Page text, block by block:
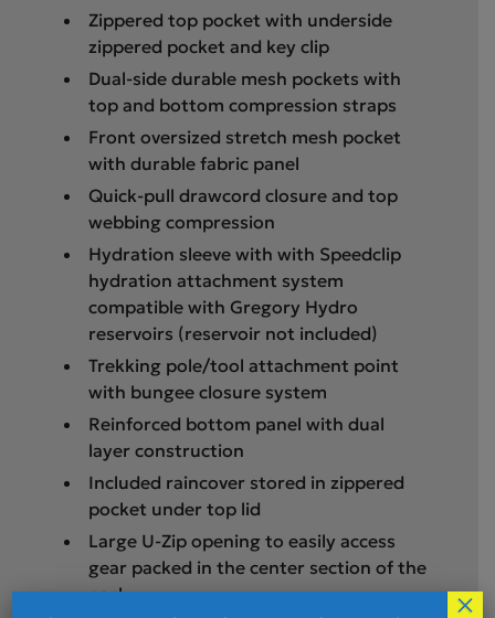
Zippered top pocket with underside
zippered pocket and key clip
Dual-side durable mesh pockets with
top and bottom compression straps
Front oversized stretch mesh pocket
with durable fabric panel
Quick-pull drawcord closure and top
webbing compression
Hydration sleeve with with Speedclip
hydration attachment system
compatible with Gregory Hydro
reservoirs (reservoir not included)
Trekking pole/tool attachment point
with bungee closure system
Reinforced bottom panel with dual
layer construction
Included raincover stored in zippered
pocket under top lid
Large U-Zip opening to easily access
gear packed in the center section of the
pack
×